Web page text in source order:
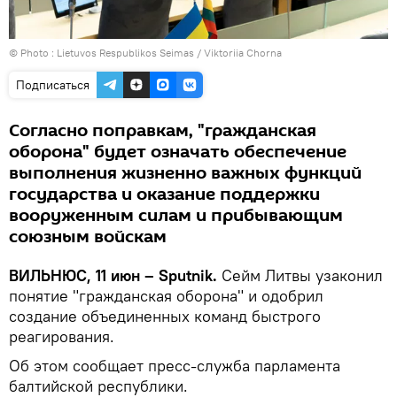
© Photo : Lietuvos Respublikos Seimas / Viktoriia Chorna
Подписаться
Согласно поправкам, "гражданская
оборона" будет означать обеспечение
выполнения жизненно важных функций
государства и оказание поддержки
вооруженным силам и прибывающим
союзным войскам
ВИЛЬНЮС, 11 июн – Sputnik. Сейм Литвы узаконил
понятие "гражданская оборона" и одобрил
создание объединенных команд быстрого
реагирования.
Об этом сообщает пресс-служба парламента
балтийской республики.